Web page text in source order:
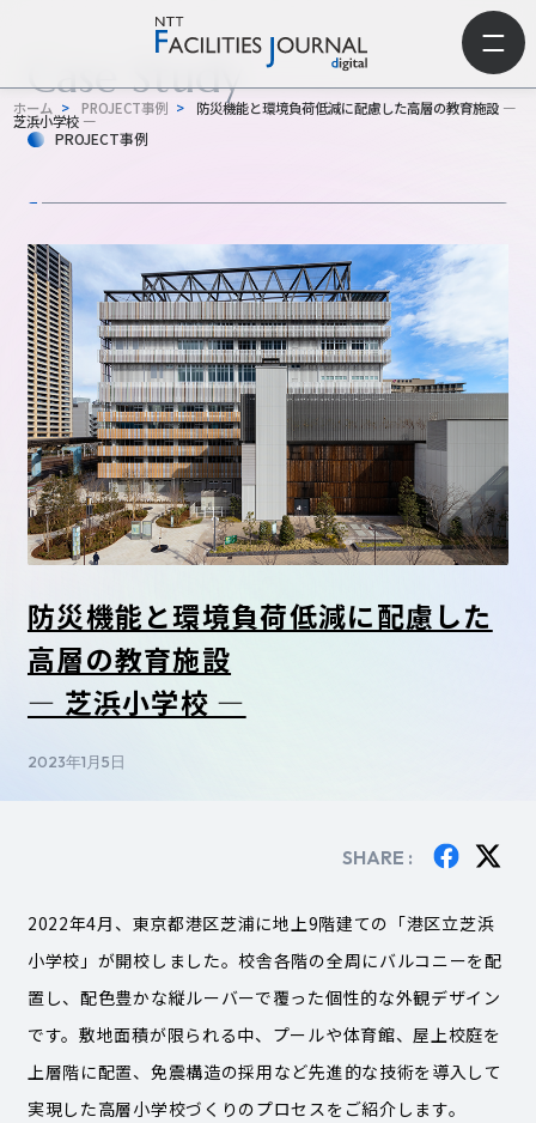
ホーム > PROJECT事例 > 防災機能と環境負荷低減に配慮した高層の教育施設 ―
芝浜小学校 ―
Case Study
PROJECT事例
防災機能と環境負荷低減に配慮した
高層の教育施設
― 芝浜小学校 ―
2023年1月5日
SHARE :
2022年4月、東京都港区芝浦に地上9階建ての「港区立芝浜
小学校」が開校しました。校舎各階の全周にバルコニーを配
置し、配色豊かな縦ルーバーで覆った個性的な外観デザイン
です。敷地面積が限られる中、プールや体育館、屋上校庭を
上層階に配置、免震構造の採用など先進的な技術を導入して
実現した高層小学校づくりのプロセスをご紹介します。